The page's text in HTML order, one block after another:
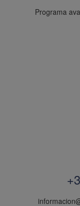
Programa